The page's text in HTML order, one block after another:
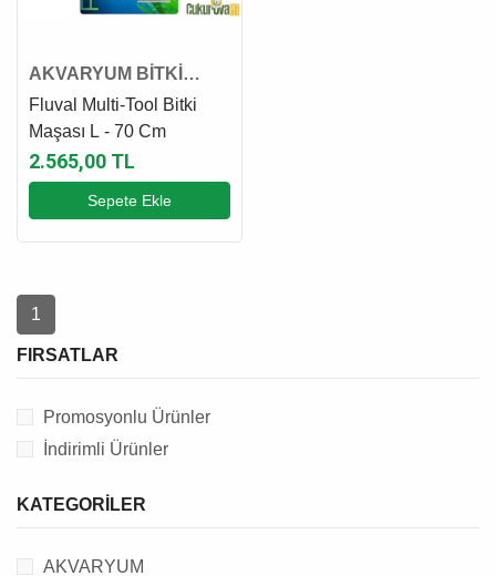
AKVARYUM BİTKİ
MAKAS VE MAŞASI
Fluval Multi-Tool Bitki
Maşası L - 70 Cm
2.565,00 TL
Sepete Ekle
1
FIRSATLAR
Promosyonlu Ürünler
İndirimli Ürünler
KATEGORILER
AKVARYUM